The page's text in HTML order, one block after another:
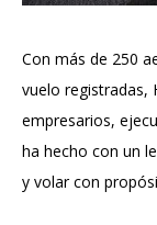
Con más de 250
vuelo registradas,
empresarios,
ha hecho con un
y volar con